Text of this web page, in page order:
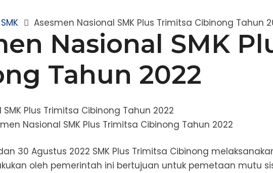
Asesmen Nasional SMK Plus Trimitsa Cibinong Tahun
Nasional SMK
Tahun 2022
Plus Trimitsa Cibinong Tahun 2022
Nasional SMK Plus Trimitsa Cibinong Tahun 2022
30 Agustus 2022 SMK Plus Trimitsa Cibinong
oleh pemerintah ini bertujuan untuk pemetaan mutu